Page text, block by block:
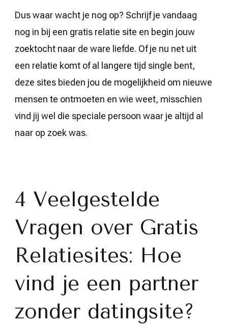
Dus waar wacht je nog op? Schrijf je vandaag
nog in bij een gratis relatie site en begin jouw
zoektocht naar de ware liefde. Of je nu net uit
een relatie komt of al langere tijd single bent,
deze sites bieden jou de mogelijkheid om nieuwe
mensen te ontmoeten en wie weet, misschien
vind jij wel die speciale persoon waar je altijd al
naar op zoek was.
4 Veelgestelde
Vragen over Gratis
Relatiesites: Hoe
vind je een partner
zonder datingsite?